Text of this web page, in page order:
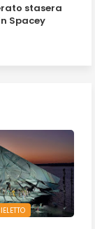
stasera
Spacey